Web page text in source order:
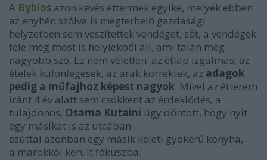
A Byblos azon kevés éttermek egyike, melyek ebben
az enyhén szólva is megterhelő gazdasági
helyzetben sem veszítettek vendéget, sőt, a vendégek
fele még most is helyiekből áll, ami talán még
nagyobb szó. Ez nem véletlen: az étlap izgalmas, az
ételek különlegesek, az árak korrektek, az adagok
pedig a műfajhoz képest nagyok. Mivel az étterem
iránt 4 év alatt sem csökkent az érdeklődés, a
tulajdonos, Osama Kutaini úgy döntött, hogy nyit
egy másikat is az utcában –
ezúttal azonban egy másik keleti gyökerű konyha,
a marokkói került fókuszba.